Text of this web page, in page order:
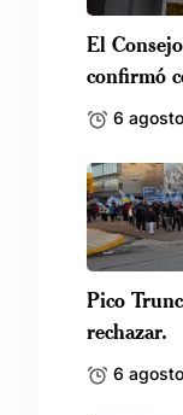
El
confirmó
6
Pico
rechazar.
6